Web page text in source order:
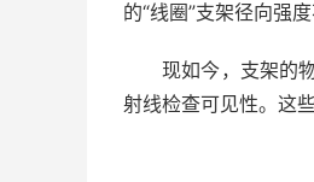
的“线圈”支架径向强
现如今，支架的
射线检查可见性。这